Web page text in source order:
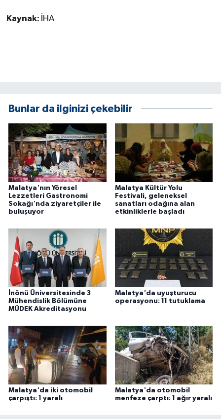
Kaynak: İHA
Bunlar da ilginizi çekebilir
Malatya'nın Yöresel
Lezzetleri Gastronomi
Sokağı'nda ziyaretçiler ile
buluşuyor
Malatya Kültür Yolu
Festivali, geleneksel
sanatları odağına alan
etkinliklerle başladı
İnönü Üniversitesinde 3
Mühendislik Bölümüne
MÜDEK Akreditasyonu
Malatya'da uyuşturucu
operasyonu: 11 tutuklama
Malatya'da iki otomobil
çarpıştı: 1 yaralı
Malatya'da otomobil
menfeze çarptı: 1 ağır yaralı